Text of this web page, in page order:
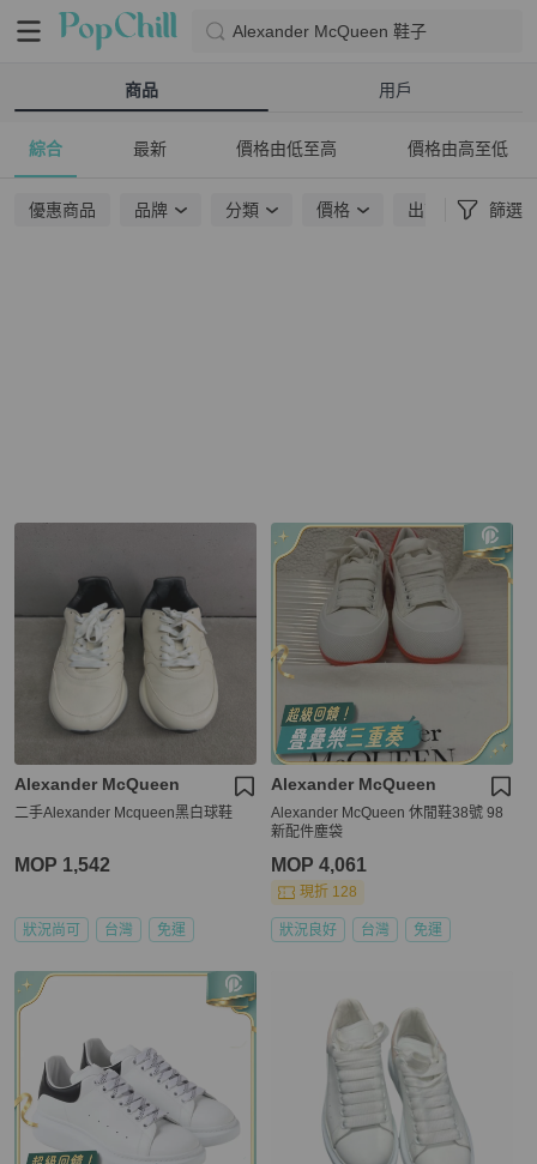
Alexander McQueen 鞋子
商品 用戶
綜合 最新 價格由低至高 價格由高至低
優惠商品 品牌 分類 價格 出貨地點 篩選
Alexander McQueen
二手Alexander Mcqueen黑白球鞋
MOP 1,542
狀況尚可 台灣 免運
Alexander McQueen
Alexander McQueen 休閒鞋38號 98
新配件塵袋
MOP 4,061
現折 128
狀況良好 台灣 免運